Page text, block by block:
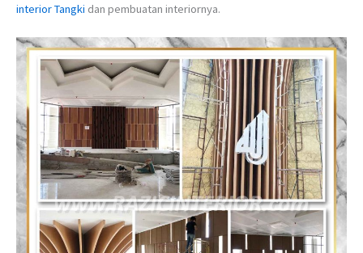
interior Tangki dan pembuatan interiornya.